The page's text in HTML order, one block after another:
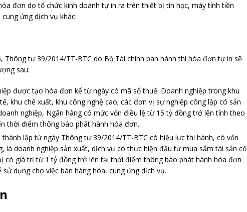
đơn do tổ chức kinh doanh tự in ra trên thiết bị tin học, máy tính tiền
ứng dịch vụ khác.
Thông tư 39/2014/TT-BTC do Bộ Tài chính ban hành thì hóa đơn tự in sẽ
sau:
được tạo hóa đơn kể từ ngày có mã số thuế: Doanh nghiệp trong khu
khu chế xuất, khu công nghệ cao; các đơn vị sự nghiệp công lập có sản
nghiệp, Ngân hàng có mức vốn điều lệ từ 15 tỷ đồng trở lên tính theo
thời điểm thông báo phát hành hóa đơn.
lập từ ngày Thông tư 39/2014/TT-BTC có hiệu lực thi hành, có vốn
là doanh nghiệp sản xuất, dịch vụ có thực hiện đầu tư mua sắm tài sản cố
có giá trị từ 1 tỷ đồng trở lên tại thời điểm thông báo phát hành hóa đơn
dụng cho việc bán hàng hóa, cung ứng dịch vụ.